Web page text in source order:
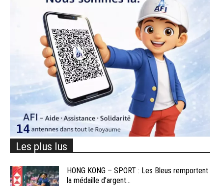
Les plus lus
HONG KONG – SPORT : Les Bleus remportent
la médaille d’argent...